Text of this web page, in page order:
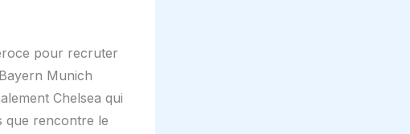
pour recruter
Munich
Chelsea qui
que rencontre le